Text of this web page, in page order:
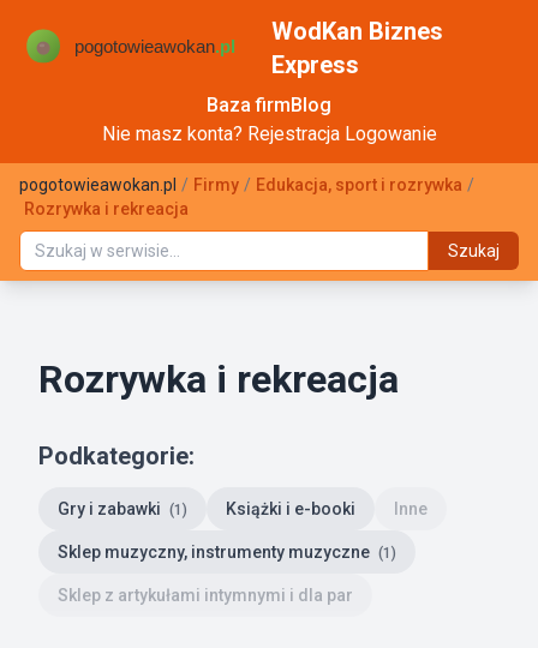
WodKan Biznes
Express
Baza firmBlog
Nie masz konta? Rejestracja Logowanie
pogotowieawokan.pl / Firmy / Edukacja, sport i rozrywka /
Rozrywka i rekreacja
Szukaj
Rozrywka i rekreacja
Podkategorie:
Gry i zabawki (1) Książki i e-booki Inne
Sklep muzyczny, instrumenty muzyczne (1)
Sklep z artykułami intymnymi i dla par